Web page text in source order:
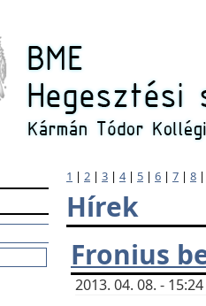
1 | 2 | 3 | 4| 5 | 6 | 7 | 8
Hírek
Fronius
2013. 04. 08. -